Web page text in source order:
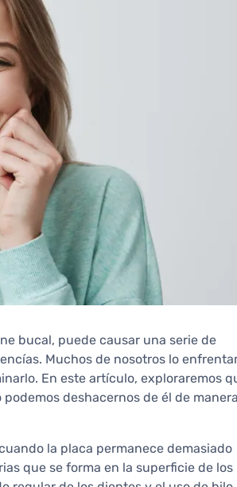
bucal, puede causar una serie de
Muchos de nosotros lo
En este artículo, exploraremos
deshacernos de él de manera
la placa permanece demasiado
que se forma en la superficie de los